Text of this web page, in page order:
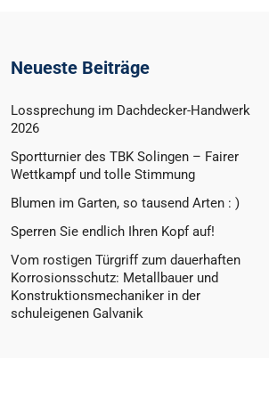
Neueste Beiträge
Lossprechung im Dachdecker-Handwerk
2026
Sportturnier des TBK Solingen – Fairer
Wettkampf und tolle Stimmung
Blumen im Garten, so tausend Arten : )
Sperren Sie endlich Ihren Kopf auf!
Vom rostigen Türgriff zum dauerhaften
Korrosionsschutz: Metallbauer und
Konstruktionsmechaniker in der
schuleigenen Galvanik